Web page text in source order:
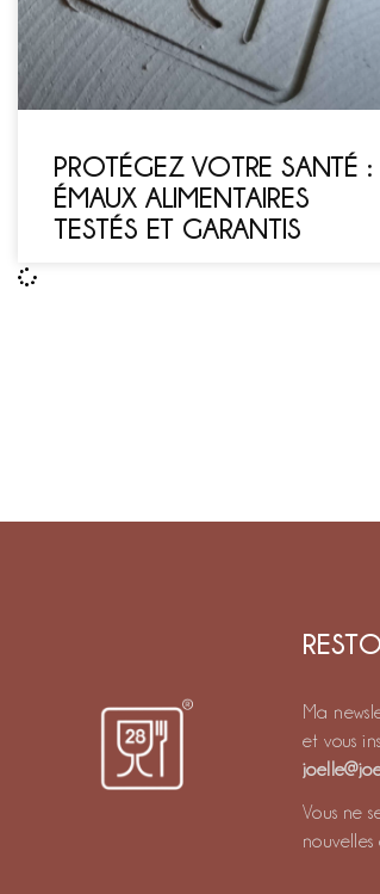
PROTÉGEZ VOTRE SANTÉ :
ÉMAUX ALIMENTAIRES
TESTÉS ET GARANTIS
Ma
et vous
Vous ne
nouvelles